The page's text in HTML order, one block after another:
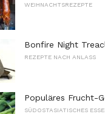
WEIHNACHTSREZEPTE
Bonfire Night
REZEPTE NACH ANLASS
Populäres Frucht-
SÜDOSTASIATISCHES